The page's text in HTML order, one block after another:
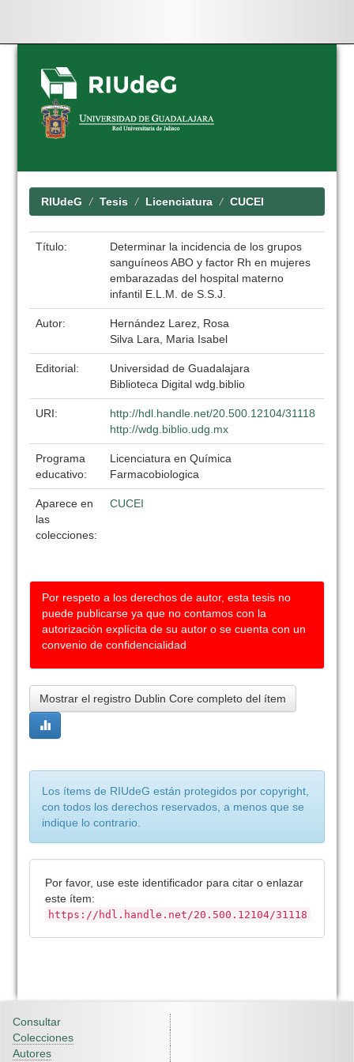
Skip
navigation
RIUdeG Tesis Licenciatura CUCEI
Título:
Determinar la incidencia de los grupos
sanguíneos ABO y factor Rh en mujeres
embarazadas del hospital materno
infantil E.L.M. de S.S.J.
Autor:
Hernández Larez, Rosa
Silva Lara, Maria Isabel
Editorial:
Universidad de Guadalajara
Biblioteca Digital wdg.biblio
URI:
http://hdl.handle.net/20.500.12104/31118
http://wdg.biblio.udg.mx
Programa
educativo:
Licenciatura en Química
Farmacobiologica
Aparece en
las
colecciones:
CUCEI
Por respeto a los derechos de autor, esta tesis no
puede publicarse ya que no contamos con la
autorización explícita de su autor o se cuenta con un
convenio de confidencialidad
Mostrar el registro Dublin Core completo del ítem
Los ítems de RIUdeG están protegidos por copyright,
con todos los derechos reservados, a menos que se
indique lo contrario.
Por favor, use este identificador para citar o enlazar
este ítem:
https://hdl.handle.net/20.500.12104/31118
Consultar
Colecciones
Autores